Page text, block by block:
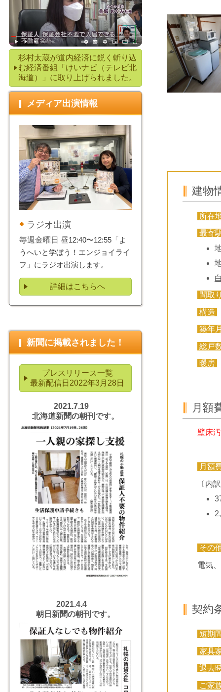
建物
所在
最寄
間取
構造
築年
総戸
暖房
月額
壁床
月額
〔内
その
電気
契約
短期
家具
退去
ご家
杉村太蔵が道内経済に鋭く斬り込
む経済番組「けいナビ（テレビ北
海道）」に取り上げられました。
メディア出演情報
ラジオ出演
毎週金曜日 昼12:40〜12:55「よ
うへいと学ぼう！エンジョイライ
フ」にラジオ出演します。
詳細はこちらへ
新聞に掲載されました！
プレスリリース一覧
最新配信日2022年3月28日
2021.7.19
北海道新聞の朝刊です。
2021.4.4
朝日新聞の朝刊です。